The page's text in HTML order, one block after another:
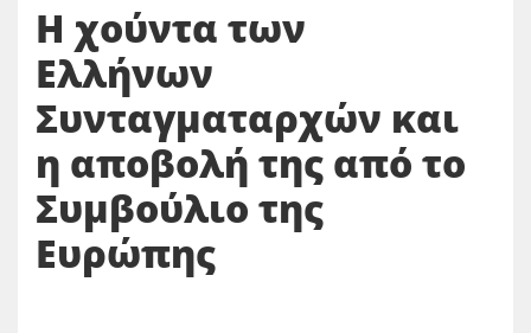
Η χούντα των
Ελλήνων
Συνταγματαρχών και
η αποβολή της από το
Συμβούλιο της
Ευρώπης